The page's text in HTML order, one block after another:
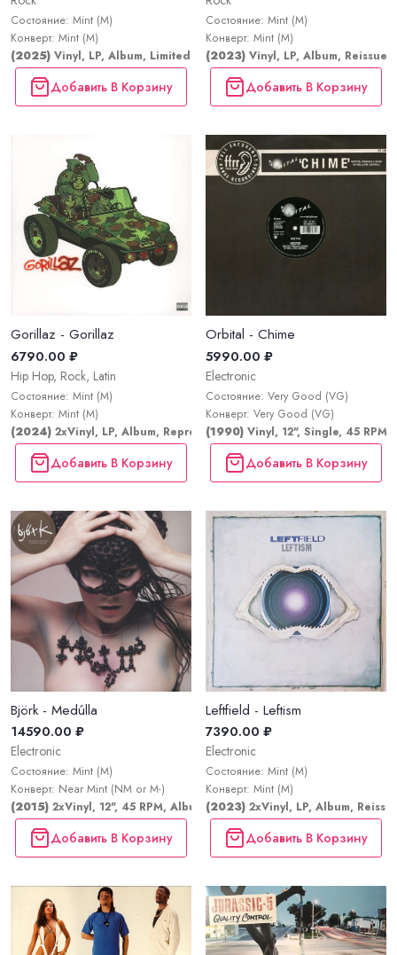
Состояние: Mint (M)
Конверт: Mint (M)
(2025) Vinyl, LP, Album, Limited Edition, Stereo
Добавить В Корзину
Состояние: Mint (M)
Конверт: Mint (M)
(2023) Vinyl, LP, Album, Reissue,
Добавить В Корзину
Gorillaz - Gorillaz
6790.00 ₽
Hip Hop, Rock, Latin
Состояние: Mint (M)
Конверт: Mint (M)
(2024) 2xVinyl, LP, Album, Repress, Stereo
Добавить В Корзину
Orbital - Chime
5990.00 ₽
Electronic
Состояние: Very Good (VG)
Конверт: Very Good (VG)
(1990) Vinyl, 12", Single, 45 RPM
Добавить В Корзину
Björk - Medúlla
14590.00 ₽
Electronic
Состояние: Mint (M)
Конверт: Near Mint (NM or M-)
(2015) 2xVinyl, 12", 45 RPM, Album, Limited Edition, Reissue
Добавить В Корзину
Leftfield - Leftism
7390.00 ₽
Electronic
Состояние: Mint (M)
Конверт: Mint (M)
(2023) 2xVinyl, LP, Album,
Добавить В Корзину